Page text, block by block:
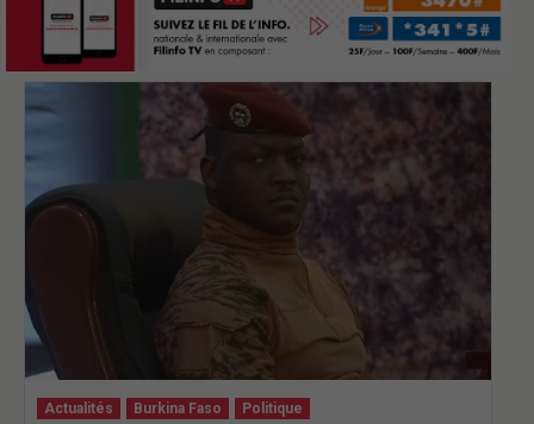
Actualités Burkina Faso Politique